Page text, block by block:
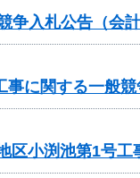
入札公告（会計
に関する一般競
区小渕池第1号